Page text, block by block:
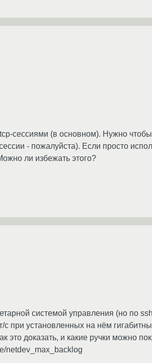
сессиями (в основном). Нужно
- пожалуйста). Если просто
ли избежать этого?
системой управления (но по
при установленных на нём
это доказать, и какие ручки можно
netdev_max_backlog